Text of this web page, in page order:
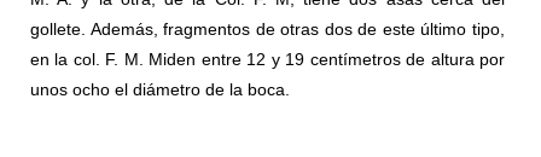
gollete. Además, fragmentos de otras dos de este último tipo,
en la col. F. M. Miden entre 12 y 19 centímetros de altura por
unos ocho el diámetro de la boca.